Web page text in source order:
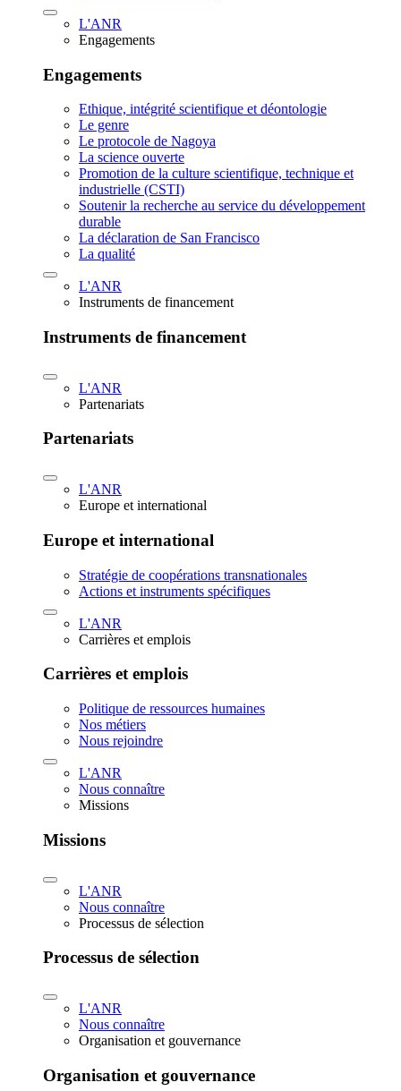
L'ANR
Engagements
Engagements
Ethique, intégrité scientifique et déontologie
Le genre
Le protocole de Nagoya
La science ouverte
Promotion de la culture scientifique, technique et
industrielle (CSTI)
Soutenir la recherche au service du développement
durable
La déclaration de San Francisco
La qualité
L'ANR
Instruments de financement
Instruments de financement
L'ANR
Partenariats
Partenariats
L'ANR
Europe et international
Europe et international
Stratégie de coopérations transnationales
Actions et instruments spécifiques
L'ANR
Carrières et emplois
Carrières et emplois
Politique de ressources humaines
Nos métiers
Nous rejoindre
L'ANR
Nous connaître
Missions
Missions
L'ANR
Nous connaître
Processus de sélection
Processus de sélection
L'ANR
Nous connaître
Organisation et gouvernance
Organisation et gouvernance